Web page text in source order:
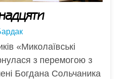
«Миколаївські
з перемогою з
Богдана Сольчаника